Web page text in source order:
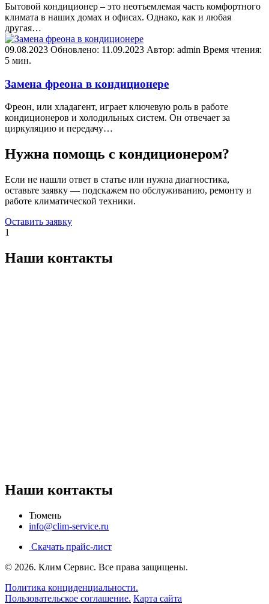
Бытовой кондиционер – это неотъемлемая часть комфортного
климата в наших домах и офисах. Однако, как и любая
другая…
09.08.2023 Обновлено: 11.09.2023 Автор: admin Время чтения:
5 мин.
Замена фреона в кондиционере
Фреон, или хладагент, играет ключевую роль в работе
кондиционеров и холодильных систем. Он отвечает за
циркуляцию и передачу…
Нужна помощь с кондиционером?
Если не нашли ответ в статье или нужна диагностика,
оставьте заявку — подскажем по обслуживанию, ремонту и
работе климатической техники.
Оставить заявку
1
Наши контакты
Наши контакты
Тюмень
info@clim-service.ru
Скачать прайс-лист
© 2026. Клим Сервис. Все права защищены.
Политика конциденциальности.
Пользовательское соглашение. Карта сайта